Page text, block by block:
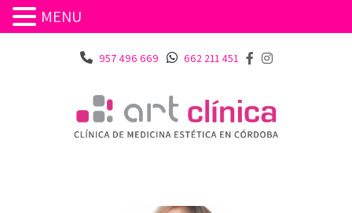
957 496 669 662 211 451
MENU